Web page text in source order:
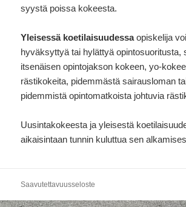
syystä poissa kokeesta.
Yleisessä koetilaisuudessaopiskelija
hyväksyttyä tai hylättyä opintosuoritusta,
itsenäisen opintojakson kokeen, yo-
rästikokeita, pidemmästä sairausloman
pidemmistä opintomatkoista johtuvia
Uusintakokeesta ja yleisestä
aikaisintaan tunnin kuluttua sen
Saavutettavuusseloste